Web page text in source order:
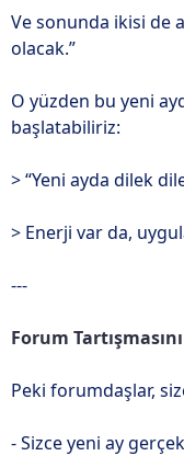
Ve sonunda ikisi de
olacak.”
O yüzden bu yeni
başlatabiliriz:
> “Yeni ayda dilek
> Enerji var da,
---
Forum
Peki forumdaşlar,
- Sizce yeni ay